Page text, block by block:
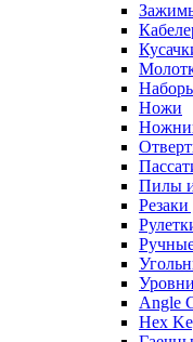
Ножи
Пилы
Уровни
Angle
Hex